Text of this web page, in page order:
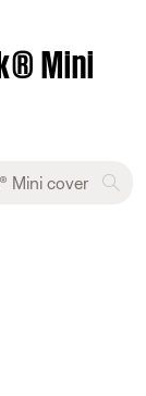
Mini